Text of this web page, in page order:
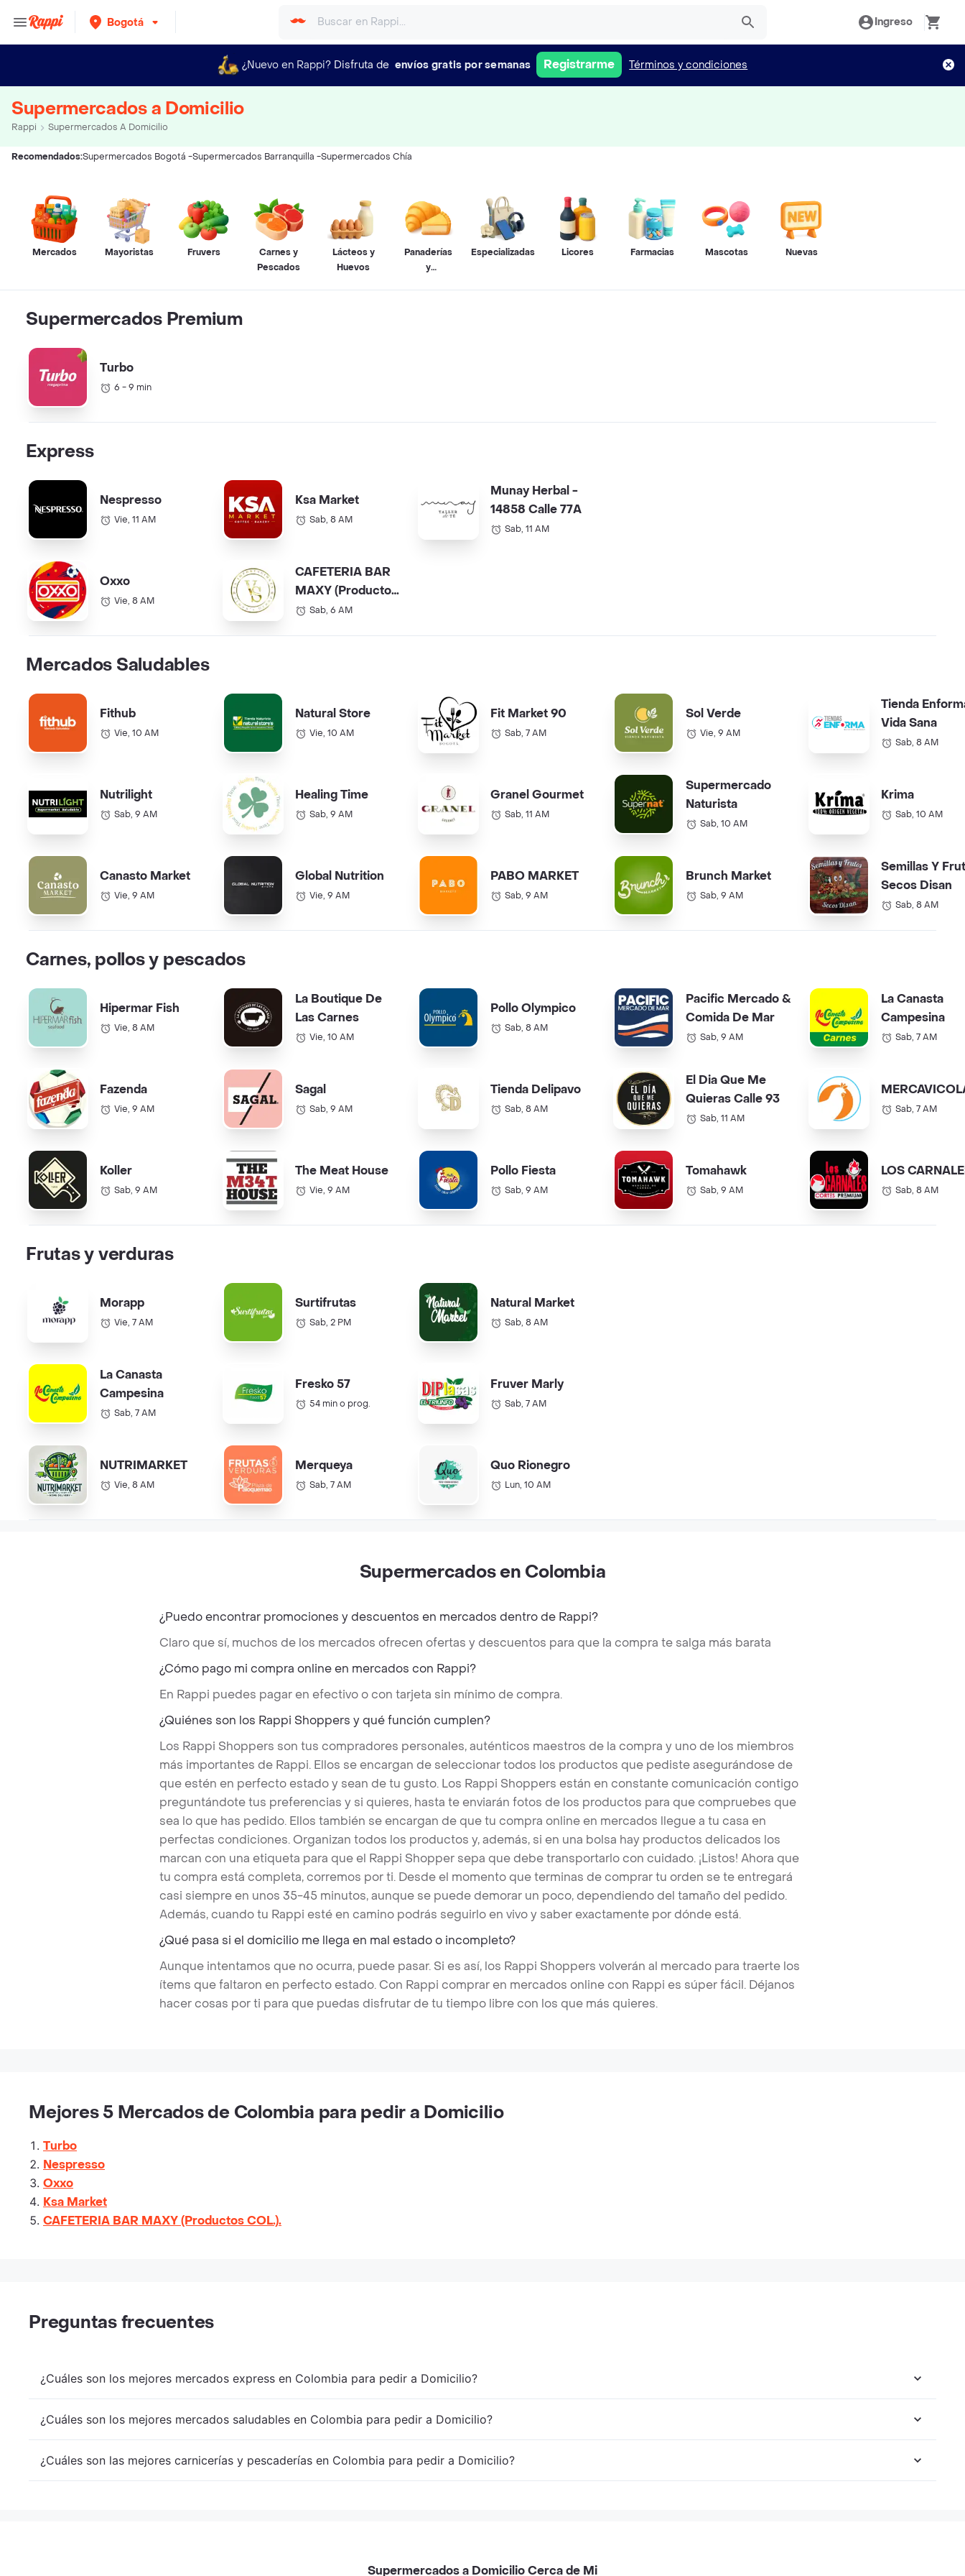
Bogotá Ingreso
¿Nuevo en Rappi? Disfruta de envíos gratis por semanas Registrarme Términos y condiciones
Supermercados a Domicilio
Rappi Supermercados A Domicilio
Recomendados:Supermercados Bogotá -Supermercados Barranquilla -Supermercados Chía
Mercados Mayoristas Fruvers
Carnes y
Pescados
Lácteos y
Huevos
Panaderías
y
Especializadas Licores Farmacias Mascotas Nuevas
Supermercados Premium
Turbo
6 - 9 min
Express
Nespresso
Vie, 11 AM
Oxxo
Vie, 8 AM
Ksa Market
Sab, 8 AM
CAFETERIA BAR
MAXY (Productos
COL.).
Sab, 6 AM
Munay Herbal -
14858 Calle 77A
Sab, 11 AM
Mercados Saludables
Fithub
Vie, 10 AM
Nutrilight
Sab, 9 AM
Canasto Market
Vie, 9 AM
Natural Store
Vie, 10 AM
Healing Time
Sab, 9 AM
Global Nutrition
Vie, 9 AM
Fit Market 90
Sab, 7 AM
Granel Gourmet
Sab, 11 AM
PABO MARKET
Sab, 9 AM
Sol Verde
Vie, 9 AM
Supermercado
Naturista
Sab, 10 AM
Brunch Market
Sab, 9 AM
Tienda
Vida Sana
Sab, 8 AM
Krima
Sab, 10 AM
Semillas Y
Secos Disan
Sab, 8 AM
Carnes, pollos y pescados
Hipermar Fish
Vie, 8 AM
Fazenda
Vie, 9 AM
Koller
Sab, 9 AM
La Boutique De
Las Carnes
Vie, 10 AM
Sagal
Sab, 9 AM
The Meat House
Vie, 9 AM
Pollo Olympico
Sab, 8 AM
Tienda Delipavo
Sab, 8 AM
Pollo Fiesta
Sab, 9 AM
Pacific Mercado &
Comida De Mar
Sab, 9 AM
El Dia Que Me
Quieras Calle 93
Sab, 11 AM
Tomahawk
Sab, 9 AM
La Canasta
Campesina
Sab, 7 AM
Sab, 7 AM
LOS
Sab, 8 AM
Frutas y verduras
Morapp
Vie, 7 AM
La Canasta
Campesina
Sab, 7 AM
NUTRIMARKET
Vie, 8 AM
Surtifrutas
Sab, 2 PM
Fresko 57
54 min o prog.
Merqueya
Sab, 7 AM
Natural Market
Sab, 8 AM
Fruver Marly
Sab, 7 AM
Quo Rionegro
Lun, 10 AM
Supermercados en Colombia
¿Puedo encontrar promociones y descuentos en mercados dentro de Rappi?
Claro que sí, muchos de los mercados ofrecen ofertas y descuentos para que la compra te salga más barata
¿Cómo pago mi compra online en mercados con Rappi?
En Rappi puedes pagar en efectivo o con tarjeta sin mínimo de compra.
¿Quiénes son los Rappi Shoppers y qué función cumplen?
Los Rappi Shoppers son tus compradores personales, auténticos maestros de la compra y uno de los miembros
más importantes de Rappi. Ellos se encargan de seleccionar todos los productos que pediste asegurándose de
que estén en perfecto estado y sean de tu gusto. Los Rappi Shoppers están en constante comunicación contigo
preguntándote tus preferencias y si quieres, hasta te enviarán fotos de los productos para que compruebes que
sea lo que has pedido. Ellos también se encargan de que tu compra online en mercados llegue a tu casa en
perfectas condiciones. Organizan todos los productos y, además, si en una bolsa hay productos delicados los
marcan con una etiqueta para que el Rappi Shopper sepa que debe transportarlo con cuidado. ¡Listos! Ahora que
tu compra está completa, corremos por ti. Desde el momento que terminas de comprar tu orden se te entregará
casi siempre en unos 35-45 minutos, aunque se puede demorar un poco, dependiendo del tamaño del pedido.
Además, cuando tu Rappi esté en camino podrás seguirlo en vivo y saber exactamente por dónde está.
¿Qué pasa si el domicilio me llega en mal estado o incompleto?
Aunque intentamos que no ocurra, puede pasar. Si es así, los Rappi Shoppers volverán al mercado para traerte los
ítems que faltaron en perfecto estado. Con Rappi comprar en mercados online con Rappi es súper fácil. Déjanos
hacer cosas por ti para que puedas disfrutar de tu tiempo libre con los que más quieres.
Mejores 5 Mercados de Colombia para pedir a Domicilio
Turbo
Nespresso
Oxxo
Ksa Market
CAFETERIA BAR MAXY (Productos COL.).
Preguntas frecuentes
¿Cuáles son los mejores mercados express en Colombia para pedir a Domicilio?
¿Cuáles son los mejores mercados saludables en Colombia para pedir a Domicilio?
¿Cuáles son las mejores carnicerías y pescaderías en Colombia para pedir a Domicilio?
Supermercados a Domicilio Cerca de Mi